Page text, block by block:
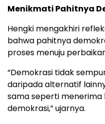
Menikmati Pahitnya
Hengki mengakhiri
bahwa pahitnya
proses menuju
“Demokrasi tidak
daripada alternatif
sama seperti
demokrasi,” ujarnya.